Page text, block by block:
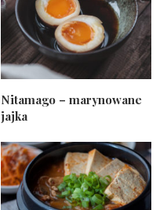
Nitamago – marynowane
jajka